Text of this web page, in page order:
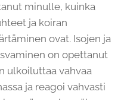
minulle, kuinka
ja koiran
ovat. Isojen ja
on opettanut
ulkoiluttaa vahvaa
ja reagoi vahvasti